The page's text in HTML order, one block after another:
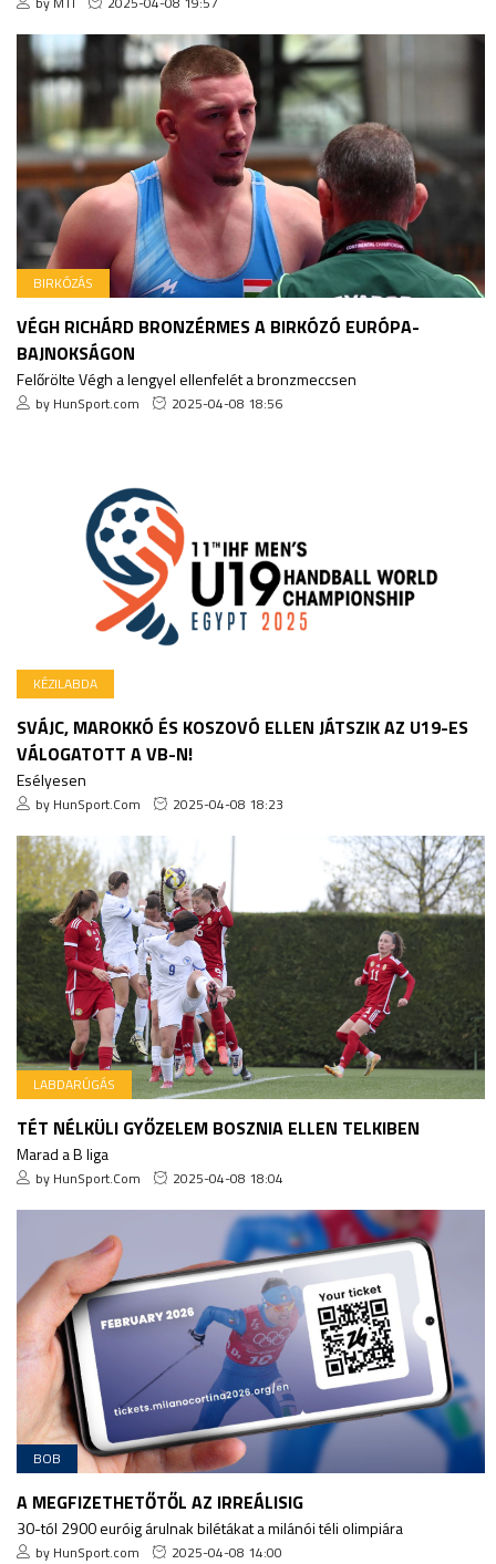
BIRKÓZÁS
VÉGH RICHÁRD BRONZÉRMES A BIRKÓZÓ EURÓPA-
BAJNOKSÁGON
Felőrölte Végh a lengyel ellenfelét a bronzmeccsen
by HunSport.com 2025-04-08 18:56
KÉZILABDA
SVÁJC, MAROKKÓ ÉS KOSZOVÓ ELLEN JÁTSZIK AZ U19-ES
VÁLOGATOTT A VB-N!
Esélyesen
by HunSport.Com 2025-04-08 18:23
LABDARÚGÁS
TÉT NÉLKÜLI GYŐZELEM BOSZNIA ELLEN TELKIBEN
Marad a B liga
by HunSport.Com 2025-04-08 18:04
BOB
A MEGFIZETHETŐTŐL AZ IRREÁLISIG
30-tól 2900 euróig árulnak bilétákat a milánói téli olimpiára
by HunSport.com 2025-04-08 14:00